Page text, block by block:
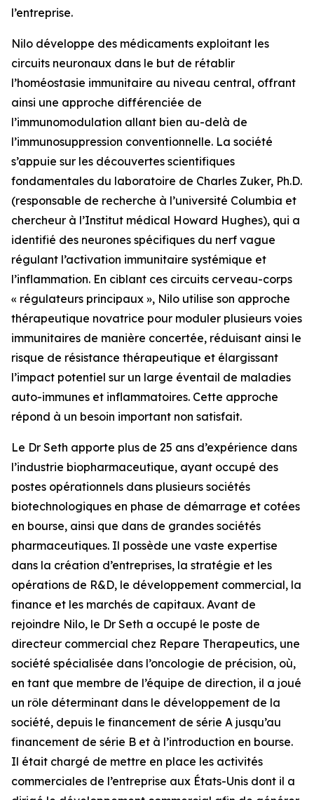
l’entreprise.
Nilo développe des médicaments exploitant les
circuits neuronaux dans le but de rétablir
l’homéostasie immunitaire au niveau central, offrant
ainsi une approche différenciée de
l’immunomodulation allant bien au-delà de
l’immunosuppression conventionnelle. La société
s’appuie sur les découvertes scientifiques
fondamentales du laboratoire de Charles Zuker, Ph.D.
(responsable de recherche à l’université Columbia et
chercheur à l’Institut médical Howard Hughes), qui a
identifié des neurones spécifiques du nerf vague
régulant l’activation immunitaire systémique et
l’inflammation. En ciblant ces circuits cerveau-corps
« régulateurs principaux », Nilo utilise son approche
thérapeutique novatrice pour moduler plusieurs voies
immunitaires de manière concertée, réduisant ainsi le
risque de résistance thérapeutique et élargissant
l’impact potentiel sur un large éventail de maladies
auto-immunes et inflammatoires. Cette approche
répond à un besoin important non satisfait.
Le Dr Seth apporte plus de 25 ans d’expérience dans
l’industrie biopharmaceutique, ayant occupé des
postes opérationnels dans plusieurs sociétés
biotechnologiques en phase de démarrage et cotées
en bourse, ainsi que dans de grandes sociétés
pharmaceutiques. Il possède une vaste expertise
dans la création d’entreprises, la stratégie et les
opérations de R&D, le développement commercial, la
finance et les marchés de capitaux. Avant de
rejoindre Nilo, le Dr Seth a occupé le poste de
directeur commercial chez Repare Therapeutics, une
société spécialisée dans l’oncologie de précision, où,
en tant que membre de l’équipe de direction, il a joué
un rôle déterminant dans le développement de la
société, depuis le financement de série A jusqu’au
financement de série B et à l’introduction en bourse.
Il était chargé de mettre en place les activités
commerciales de l’entreprise aux États-Unis dont il a